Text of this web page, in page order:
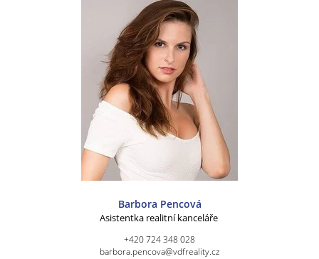
Barbora Pencová
Asistentka realitní kanceláře
+420 724 348 028
barbora.pencova@vdfreality.cz